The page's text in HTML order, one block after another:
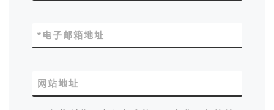
电子邮箱地址
*
网站地址